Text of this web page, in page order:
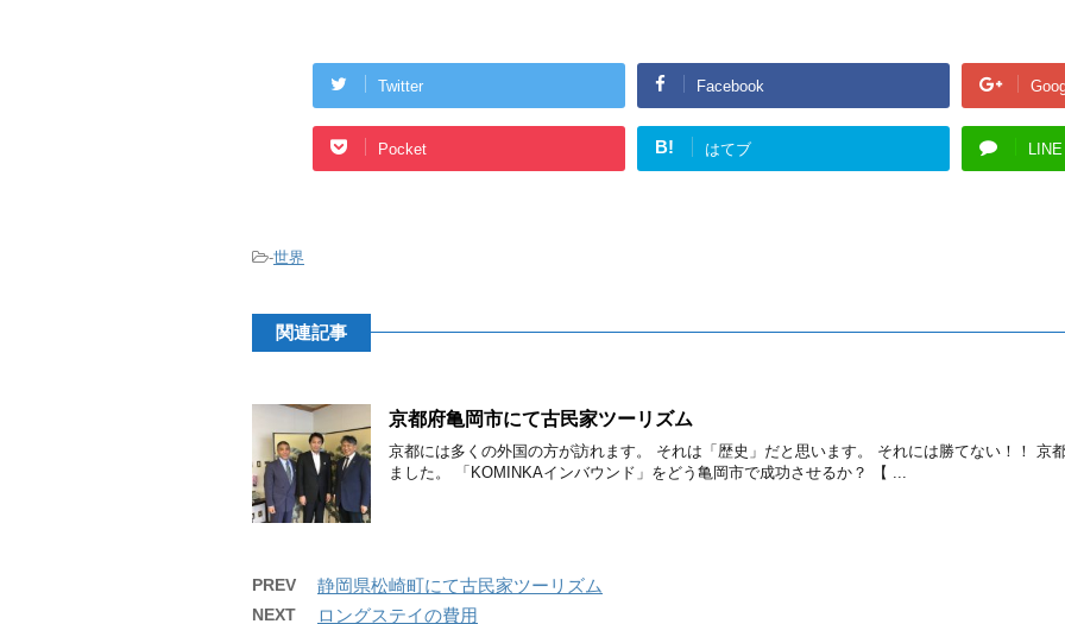
Twitter Facebook
Pocket B! はてブ LINE
-世界
関連記事
京都府亀岡市にて古民家ツーリズム
京都には多くの外国の方が訪れます。 それは「歴史」だと思います。 それには勝てない！！ 京
ました。 「KOMINKAインバウンド」をどう亀岡市で成功させるか？ 【 ...
PREV 静岡県松崎町にて古民家ツーリズム
NEXT ロングステイの費用